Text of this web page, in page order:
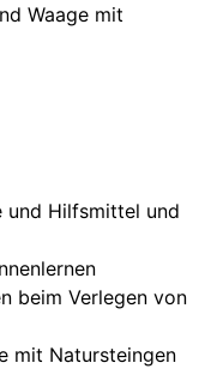
Waage mit
und Hilfsmittel und
beim Verlegen von
mit Natursteingen